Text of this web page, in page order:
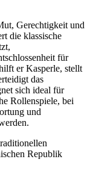
Gerechtigkeit und
die klassische
für
er Kasperle, stellt
das
sich ideal für
Rollenspiele, bei
und
Republik